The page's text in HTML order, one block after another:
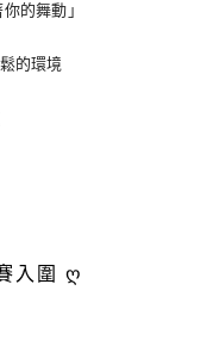
的舞動」
的環境
入圍 ღ